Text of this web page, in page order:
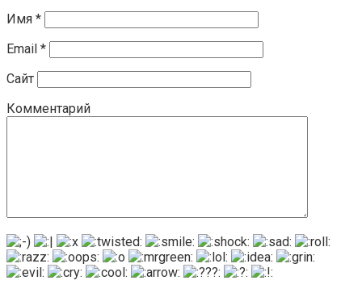
Имя *
Email *
Сайт
Комментарий